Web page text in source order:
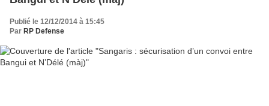
Publié le 12/12/2014 à 15:45
Par RP Defense